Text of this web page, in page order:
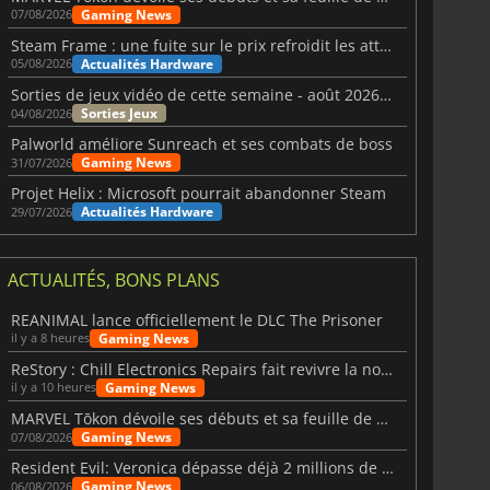
07/08/2026 Gaming News
Steam Frame : une fuite sur le prix refroidit les attentes VR
05/08/2026 Actualités Hardware
Sorties de jeux vidéo de cette semaine - août 2026 (semaine 32)
04/08/2026 Sorties Jeux
Palworld améliore Sunreach et ses combats de boss
31/07/2026 Gaming News
Projet Helix : Microsoft pourrait abandonner Steam
29/07/2026 Actualités Hardware
ACTUALITÉS, BONS PLANS
REANIMAL lance officiellement le DLC The Prisoner
il y a 8 heures Gaming News
ReStory : Chill Electronics Repairs fait revivre la nostalgie des années 2000
il y a 10 heures Gaming News
MARVEL Tōkon dévoile ses débuts et sa feuille de route
07/08/2026 Gaming News
Resident Evil: Veronica dépasse déjà 2 millions de wishlists
06/08/2026